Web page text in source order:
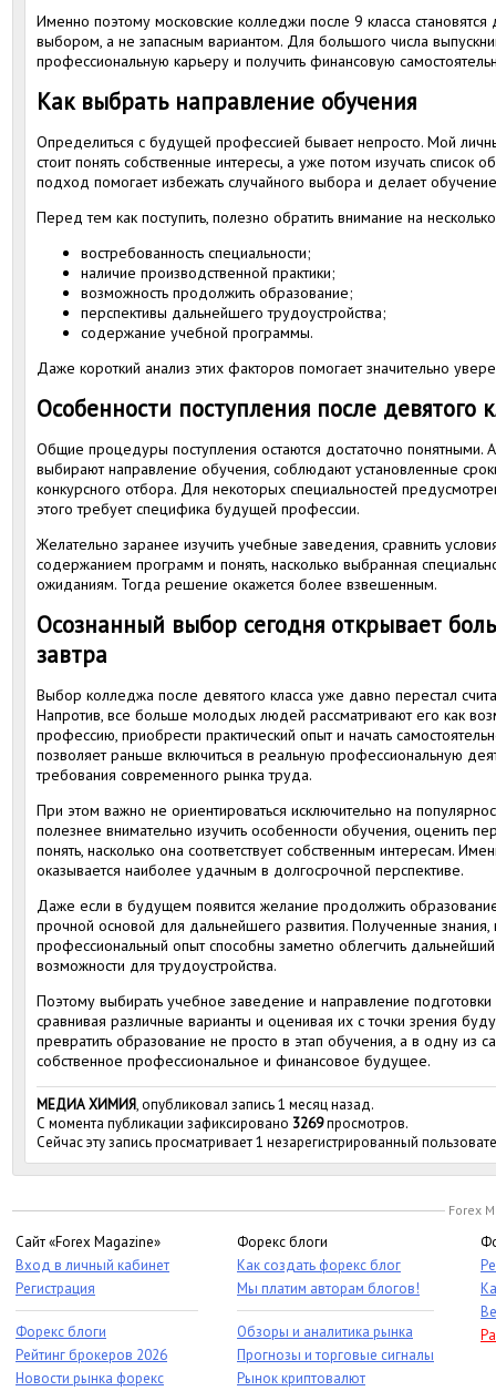
Именно поэтому московские колледжи после 9 класса
выбором, а не запасным вариантом. Для большого числа
профессиональную карьеру и получить финансовую
Как выбрать направление обучения
Определиться с будущей профессией бывает непросто. Мой
стоит понять собственные интересы, а уже потом изучать список
подход помогает избежать случайного выбора и делает
Перед тем как поступить, полезно обратить внимание на
востребованность специальности;
наличие производственной практики;
возможность продолжить образование;
перспективы дальнейшего трудоустройства;
содержание учебной программы.
Даже короткий анализ этих факторов помогает значительно
Особенности поступления после девятого
Общие процедуры поступления остаются достаточно понятными.
выбирают направление обучения, соблюдают установленные
конкурсного отбора. Для некоторых специальностей
этого требует специфика будущей профессии.
Желательно заранее изучить учебные заведения, сравнить
содержанием программ и понять, насколько выбранная
ожиданиям. Тогда решение окажется более взвешенным.
Осознанный выбор сегодня открывает
завтра
Выбор колледжа после девятого класса уже давно перестал
Напротив, все больше молодых людей рассматривают его как
профессию, приобрести практический опыт и начать
позволяет раньше включиться в реальную профессиональную
требования современного рынка труда.
При этом важно не ориентироваться исключительно на
полезнее внимательно изучить особенности обучения, оценить
понять, насколько она соответствует собственным интересам.
оказывается наиболее удачным в долгосрочной перспективе.
Даже если в будущем появится желание продолжить
прочной основой для дальнейшего развития. Полученные знания,
профессиональный опыт способны заметно облегчить
возможности для трудоустройства.
Поэтому выбирать учебное заведение и направление подготовки
сравнивая различные варианты и оценивая их с точки зрения
превратить образование не просто в этап обучения, а в одну из
собственное профессиональное и финансовое будущее.
МЕДИА ХИМИЯ, опубликовал запись 1 месяц назад.
С момента публикации зафиксировано 3269просмотров.
Сейчас эту запись просматривает 1 незарегистрированный
Forex
Сайт «Forex Magazine»
Вход в личный кабинет
Регистрация
Форекс блоги
Рейтинг брокеров 2026
Новости рынка форекс
Форекс блоги
Как создать форекс блог
Мы платим авторам блогов!
Обзоры и аналитика рынка
Прогнозы и торговые сигналы
Рынок криптовалют